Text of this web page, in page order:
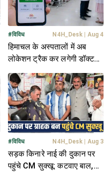
#विविध N4H_Desk | Aug 4
हिमाचल के अस्पतालों में अब
लोकेशन ट्रैक कर लगेगी डॉक्टरों
एक्शन
#विविध N4H_Desk | Aug 3
सड़क किनारे नाई की दुकान पर
पहुंचे CM सुक्खू: कटवाए बाल,